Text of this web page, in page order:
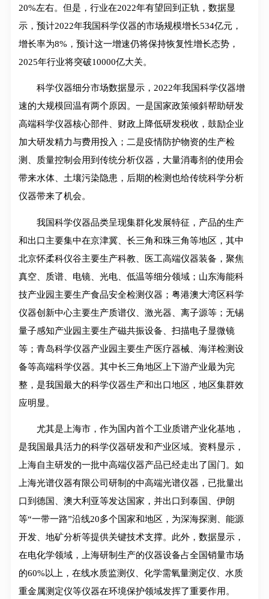
20%左右。但是，行业在2022年有望回到正轨，数据显
示，预计2022年我国科学仪器的市场规模增长534亿元，
增长率为8%，预计这一增速仍将保持恢复性增长态势，
2025年行业将突破10000亿大关。
科学仪器细分市场数据显示，2022年我国科学仪器增
速的大规模回温有两个原因。一是国家政策倾斜帮助研发
高端科学仪器核心部件、财政上降低研发税收，鼓励企业
加大研发精力与费用投入；二是疫情防护物资的生产检
测、质量控制会用到传统分析仪器，大量消毒剂的使用会
带来水体、土壤污染隐患，后期的检测也给传统科学分析
仪器带来了机会。
我国科学仪器品类呈现集群化发展特征，产品的生产
和出口主要集中在京津冀、长三角和珠三角等地区，其中
北京怀柔科仪谷主要生产科教、医工高端仪器装备，聚焦
真空、质谱、电镜、光电、低温等细分领域；山东海能科
技产业园主要生产食品安全检测仪器；粤港澳大湾区科学
仪器创新中心主要生产质谱仪、激光器、离子源等；无锡
量子感知产业园主要生产磁共振设备、扫描电子显微镜
等；青岛科学仪器产业园主要生产医疗器械、海洋检测设
备等高端科学仪器。其中长三角地区上下游产业最为完
整，是我国最大的科学仪器生产和出口地区，地区集群效
应明显。
尤其是上海市，作为国内首个工业质谱产业化基地，
是我国最具活力的科学仪器研发和产业区域。资料显示，
上海自主研发的一批中高端仪器产品已经走出了国门。如
上海光谱仪器有限公司研制的中高端光谱仪器，已批量出
口到德国、澳大利亚等发达国家，并出口到泰国、伊朗
等“一带一路”沿线20多个国家和地区，为深海探测、能源
开发、地矿分析等提供关键技术支撑。此外，数据显示，
在电化学领域，上海研制生产的仪器设备占全国销量市场
的60%以上，在线水质监测仪、化学需氧量测定仪、水质
重金属测定仪等仪器在环境保护领域发挥了重要作用。